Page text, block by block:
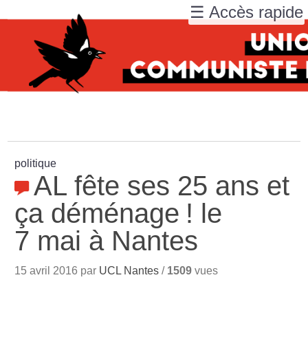
politique
AL fête ses 25 ans et
ça déménage ! le
7 mai à Nantes
15 avril 2016 par UCL Nantes / 1509 vues
☰ Accès rapide